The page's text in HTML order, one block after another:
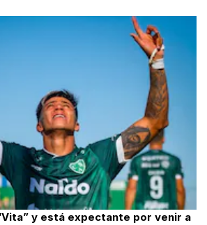
y está expectante por venir a